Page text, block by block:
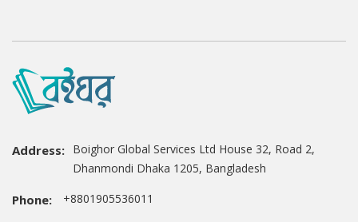
Address: Boighor Global Services Ltd House 32, Road 2,
Dhanmondi Dhaka 1205, Bangladesh
Phone: +8801905536011